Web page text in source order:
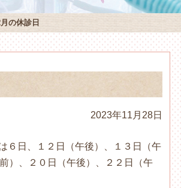
の休診日
2023年11月28日
６日、１２日（午後）、１３日（午
）、２０日（午後）、２２日（午